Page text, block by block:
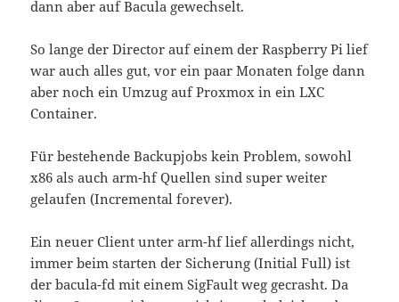
dann aber auf Bacula gewechselt.
So lange der Director auf einem der Raspberry Pi lief
war auch alles gut, vor ein paar Monaten folge dann
aber noch ein Umzug auf Proxmox in ein LXC
Container.
Für bestehende Backupjobs kein Problem, sowohl
x86 als auch arm-hf Quellen sind super weiter
gelaufen (Incremental forever).
Ein neuer Client unter arm-hf lief allerdings nicht,
immer beim starten der Sicherung (Initial Full) ist
der bacula-fd mit einem SigFault weg gecrasht. Da